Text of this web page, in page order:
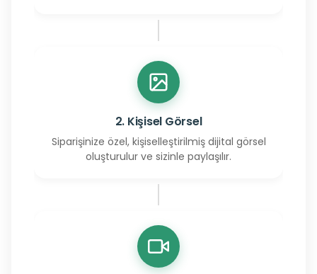
2. Kişisel Görsel
Siparişinize özel, kişiselleştirilmiş dijital görsel
oluşturulur ve sizinle paylaşılır.